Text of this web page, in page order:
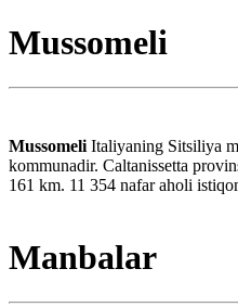
Mussomeli
Mussomeli Italiyaning Sitsiliya
kommunadir. Caltanissetta
161 km. 11 354 nafar aholi
Manbalar